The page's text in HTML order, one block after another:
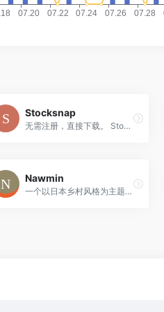
Stocksnap
无需注册，直接下载。 Stocksnap是一个很耐看的网站，由几位摄影师创办的，所以图片的质量是无可挑剔的。图片可以按照下载量、收藏量、浏览量进行快速筛选，需要图片素材或寻找灵感，找他准没错。
Nawmin
一个以日本乡村风格为主题的免费可商用农业插图素材网站